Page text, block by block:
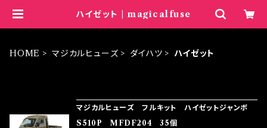
ハイゼット | magicalfuse
HOME マジカルヒューズ ダイハツ ハイゼット
マジカルヒューズ フルキット ハイゼットジャンボ
S510P MFDF204 35個